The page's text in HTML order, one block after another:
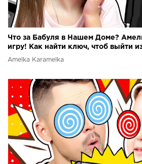
Что за Бабуля в Нашем Доме?
игру! Как найти ключ, чтоб выйти
Amelka Karamelka